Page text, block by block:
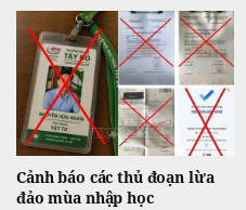
Cảnh báo các thủ đoạn lừa
đảo mùa nhập học